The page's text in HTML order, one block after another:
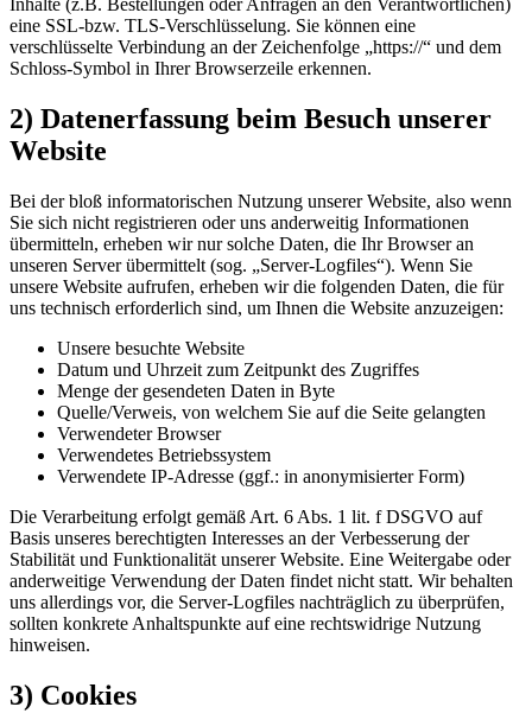
eine SSL-bzw. TLS-Verschlüsselung. Sie können eine
verschlüsselte Verbindung an der Zeichenfolge „https://“ und dem
Schloss-Symbol in Ihrer Browserzeile erkennen.
2) Datenerfassung beim Besuch unserer
Website
Bei der bloß informatorischen Nutzung unserer Website, also wenn
Sie sich nicht registrieren oder uns anderweitig Informationen
übermitteln, erheben wir nur solche Daten, die Ihr Browser an
unseren Server übermittelt (sog. „Server-Logfiles“). Wenn Sie
unsere Website aufrufen, erheben wir die folgenden Daten, die für
uns technisch erforderlich sind, um Ihnen die Website anzuzeigen:
Unsere besuchte Website
Datum und Uhrzeit zum Zeitpunkt des Zugriffes
Menge der gesendeten Daten in Byte
Quelle/Verweis, von welchem Sie auf die Seite gelangten
Verwendeter Browser
Verwendetes Betriebssystem
Verwendete IP-Adresse (ggf.: in anonymisierter Form)
Die Verarbeitung erfolgt gemäß Art. 6 Abs. 1 lit. f DSGVO auf
Basis unseres berechtigten Interesses an der Verbesserung der
Stabilität und Funktionalität unserer Website. Eine Weitergabe oder
anderweitige Verwendung der Daten findet nicht statt. Wir behalten
uns allerdings vor, die Server-Logfiles nachträglich zu überprüfen,
sollten konkrete Anhaltspunkte auf eine rechtswidrige Nutzung
hinweisen.
3) Cookies